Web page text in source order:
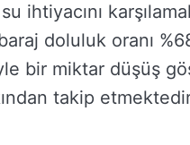
ihtiyacını
doluluk oranı
bir miktar düşüş
takip